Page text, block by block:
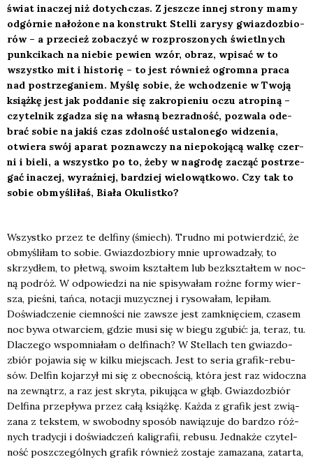
świat ina­czej niż dotych­czas. Z jesz­cze innej stro­ny mamy
odgór­nie nało­żo­ne na kon­strukt Stel­li zary­sy gwiaz­do­zbio­
rów – a prze­cież zoba­czyć w roz­pro­szo­nych świetl­nych
punk­ci­kach na nie­bie pewien wzór, obraz, wpi­sać w to
wszyst­ko mit i histo­rię – to jest rów­nież ogrom­na pra­ca
nad postrze­ga­niem. Myślę sobie, że wcho­dze­nie w Two­ją
książ­kę jest jak pod­da­nie się zakro­pie­niu oczu atro­pi­ną –
czy­tel­nik zga­dza się na wła­sną bez­rad­ność, pozwa­la ode­
brać sobie na jakiś czas zdol­ność usta­lo­ne­go widze­nia,
otwie­ra swój apa­rat poznaw­czy na nie­po­ko­ją­cą wal­kę czer­
ni i bie­li, a wszyst­ko po to, żeby w nagro­dę zacząć postrze­
gać ina­czej, wyraź­niej, bar­dziej wie­lo­wąt­ko­wo. Czy tak to
sobie obmy­śli­łaś, Bia­ła Oku­list­ko?
Wszyst­ko przez te del­fi­ny (śmiech). Trud­no mi potwier­dzić, że
obmy­śli­łam to sobie. Gwiaz­do­zbio­ry mnie upro­wa­dza­ły, to
skrzy­dłem, to płe­twą, swo­im kształ­tem lub bez­kształ­tem w noc­
ną podróż. W odpo­wie­dzi na nie spi­sy­wa­łam roż­ne for­my wier­
sza, pie­śni, tań­ca, nota­cji muzycz­nej i ryso­wa­łam, lepi­łam.
Doświad­cze­nie ciem­no­ści nie zawsze jest zamknię­ciem, cza­sem
noc bywa otwar­ciem, gdzie musi się w bie­gu zgu­bić: ja, teraz, tu.
Dla­cze­go wspo­mnia­łam o del­fi­nach? W Stel­lach ten gwiaz­do­
zbiór poja­wia się w kil­ku miej­scach. Jest to seria gra­fik-rebu­
sów. Del­fin koja­rzył mi się z obec­no­ścią, któ­ra jest raz widocz­na
na zewnątrz, a raz jest skry­ta, piku­ją­ca w głąb. Gwiaz­do­zbiór
Del­fi­na prze­pły­wa przez całą książ­kę. Każ­da z gra­fik jest zwią­
za­na z tek­stem, w swo­bod­ny spo­sób nawią­zu­je do bar­dzo róż­
nych tra­dy­cji i doświad­czeń kali­gra­fii, rebu­su. Jed­nak­że czy­tel­
ność poszcze­gól­nych gra­fik rów­nież zosta­je zama­za­na, zatar­ta,